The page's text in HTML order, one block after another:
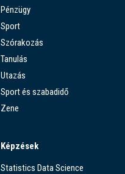
Pénzügy
Sport
Szórakozás
Tanulás
Utazás
Sport és szabadidő
Zene
Képzések
Statistics Data Science